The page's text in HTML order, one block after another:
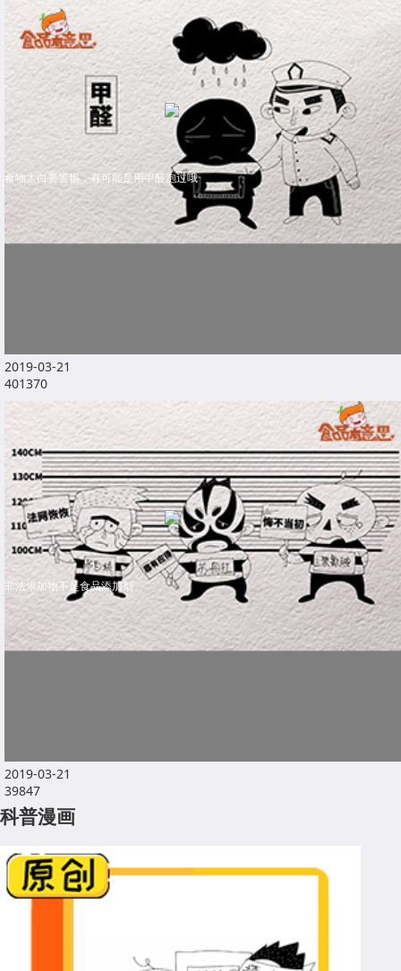
食物太白要警惕，有可能是用甲醛泡过哦
2019-03-21
401370
非法添加物不是食品添加剂
2019-03-21
39847
科普漫画